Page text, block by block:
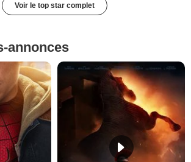
Voir le top star complet
annonces